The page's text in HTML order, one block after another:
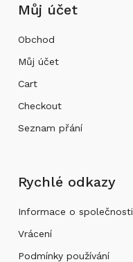
Můj účet
Obchod
Můj účet
Cart
Checkout
Seznam přání
Rychlé odkazy
Informace o společnosti
Vrácení
Podmínky používání